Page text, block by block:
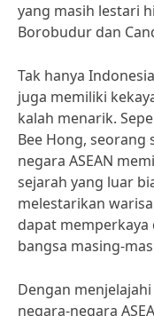
yang masih lestari
Borobudur dan
Tak hanya
juga memiliki
kalah menarik.
Bee Hong, seorang
negara ASEAN
sejarah yang luar
melestarikan
dapat
bangsa masing-
Dengan
negara-negara